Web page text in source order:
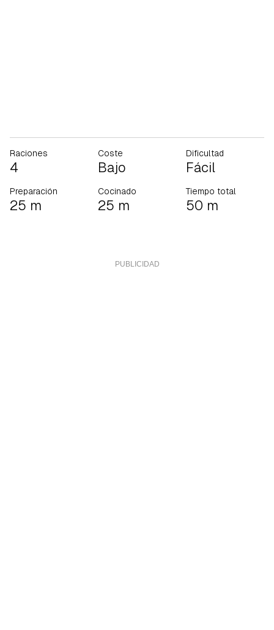
Raciones
4
Coste
Bajo
Dificultad
Fácil
Preparación
25 m
Cocinado
25 m
Tiempo total
50 m